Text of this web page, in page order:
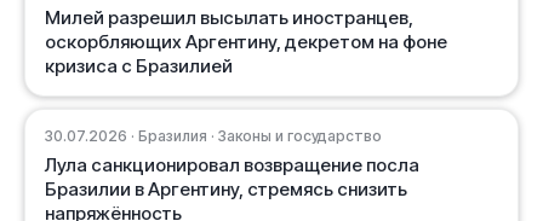
Милей разрешил высылать иностранцев,
оскорбляющих Аргентину, декретом на фоне
кризиса с Бразилией
30.07.2026 · Бразилия · Законы и государство
Лула санкционировал возвращение посла
Бразилии в Аргентину, стремясь снизить
напряжённость